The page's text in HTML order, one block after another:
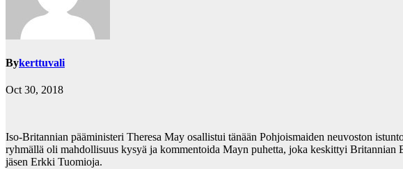
Bykerttuvali
Oct 30, 2018
Iso-Britannian pääministeri Theresa May osallistui tänään Pohjoismaiden neuvoston
ryhmällä oli mahdollisuus kysyä ja kommentoida Mayn puhetta, joka keskittyi Britannian
jäsen Erkki Tuomioja.